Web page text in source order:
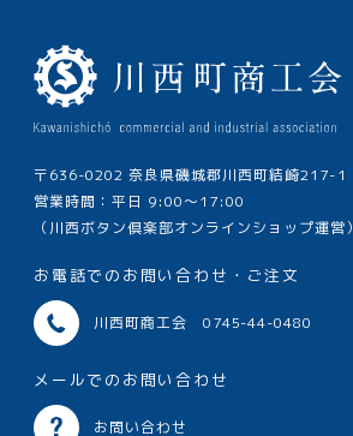
〒636-0202 奈良県磯城郡川西町結崎217-1
営業時間：平日 9:00～17:00
（川西ボタン倶楽部オンラインショップ運営）
お電話でのお問い合わせ・ご注文
川西町商工会 0745-44-0480
メールでのお問い合わせ
お問い合わせ